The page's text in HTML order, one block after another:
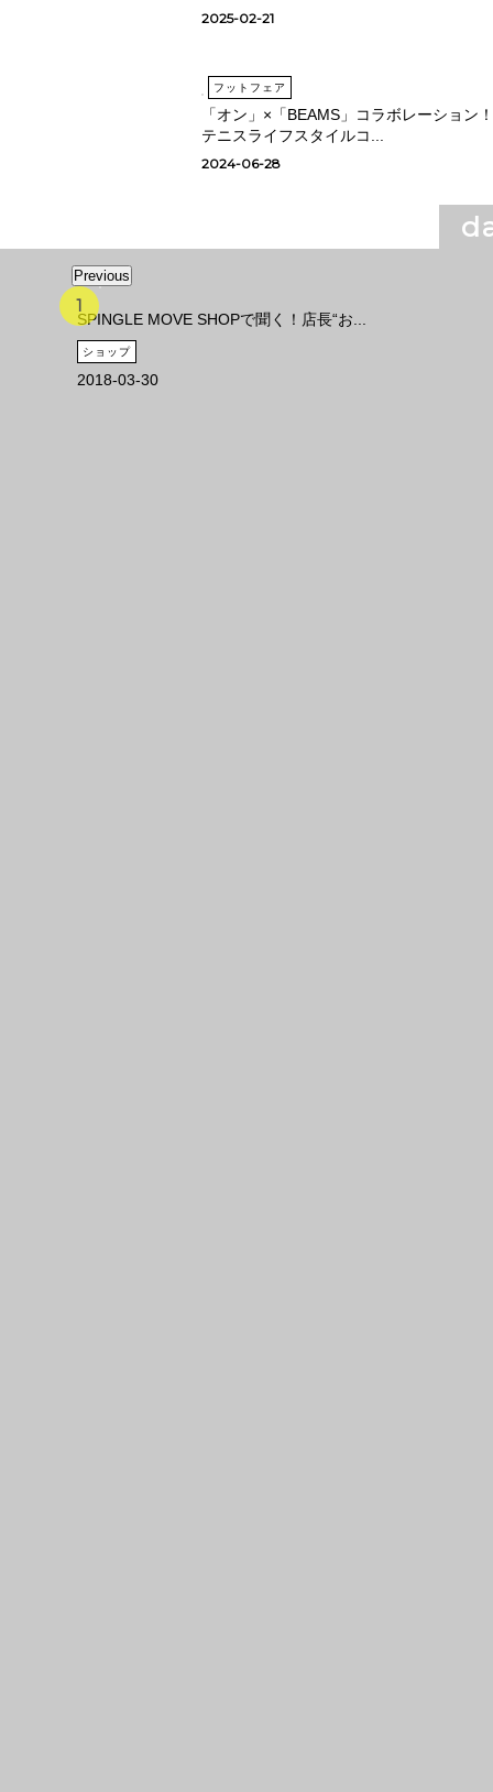
2025-02-21
フットフェア
「オン」×「BEAMS」コラボレーション！
テニスライフスタイルコ...
2024-06-28
Previous
SPINGLE MOVE SHOPで聞く！店長“お...
ショップ
2018-03-30